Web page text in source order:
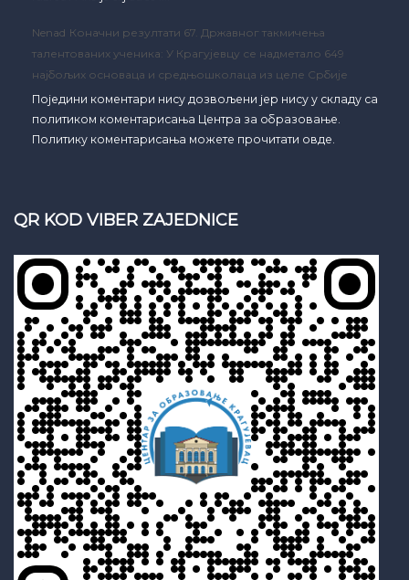
Nenad Коначни резултати 67. Државног такмичења
талентованих ученика: У Крагујевцу се надметало 649
најбољих основаца и средњошколаца из целе Србије
Поједини коментари нису дозвољени јер нису у складу са
политиком коментарисања Центра за образовање.
Политику коментарисања можете прочитати овде.
QR KOD VIBER ZAJEDNICE